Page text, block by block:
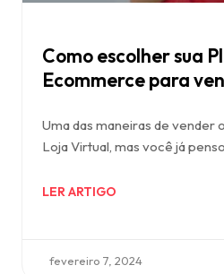
Como escolher sua
Ecommerce para
Uma das maneiras de vender
Loja Virtual, mas você já
LER ARTIGO
fevereiro 7, 2024